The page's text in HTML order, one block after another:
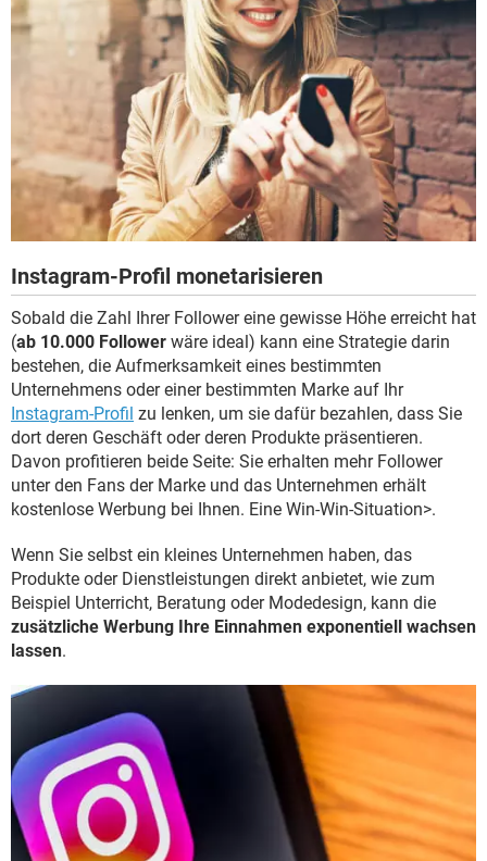
Instagram-Profil monetarisieren
Sobald die Zahl Ihrer Follower eine gewisse Höhe erreicht hat
(ab 10.000 Follower wäre ideal) kann eine Strategie darin
bestehen, die Aufmerksamkeit eines bestimmten
Unternehmens oder einer bestimmten Marke auf Ihr
Instagram-Profil zu lenken, um sie dafür bezahlen, dass Sie
dort deren Geschäft oder deren Produkte präsentieren.
Davon profitieren beide Seite: Sie erhalten mehr Follower
unter den Fans der Marke und das Unternehmen erhält
kostenlose Werbung bei Ihnen. Eine Win-Win-Situation>.
Wenn Sie selbst ein kleines Unternehmen haben, das
Produkte oder Dienstleistungen direkt anbietet, wie zum
Beispiel Unterricht, Beratung oder Modedesign, kann die
zusätzliche Werbung Ihre Einnahmen exponentiell wachsen
lassen.